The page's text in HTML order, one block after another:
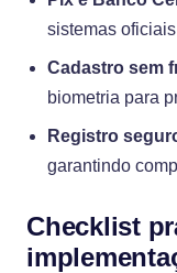
sistemas
Cadastro sem
biometria para
Registro
garantindo
Checklist